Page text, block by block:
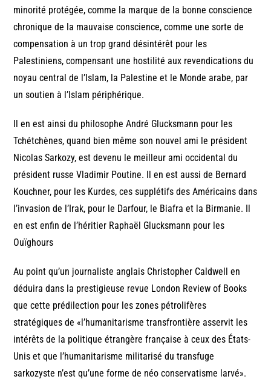
minorité protégée, comme la marque de la bonne conscience
chronique de la mauvaise conscience, comme une sorte de
compensation à un trop grand désintérêt pour les
Palestiniens, compensant une hostilité aux revendications du
noyau central de l’Islam, la Palestine et le Monde arabe, par
un soutien à l’Islam périphérique.
Il en est ainsi du philosophe André Glucksmann pour les
Tchétchènes, quand bien même son nouvel ami le président
Nicolas Sarkozy, est devenu le meilleur ami occidental du
président russe Vladimir Poutine. Il en est aussi de Bernard
Kouchner, pour les Kurdes, ces supplétifs des Américains dans
l’invasion de l’Irak, pour le Darfour, le Biafra et la Birmanie. Il
en est enfin de l’héritier Raphaël Glucksmann pour les
Ouïghours
Au point qu’un journaliste anglais Christopher Caldwell en
déduira dans la prestigieuse revue London Review of Books
que cette prédilection pour les zones pétrolifères
stratégiques de «l’humanitarisme transfrontière asservit les
intérêts de la politique étrangère française à ceux des États-
Unis et que l’humanitarisme militarisé du transfuge
sarkozyste n’est qu’une forme de néo conservatisme larvé».